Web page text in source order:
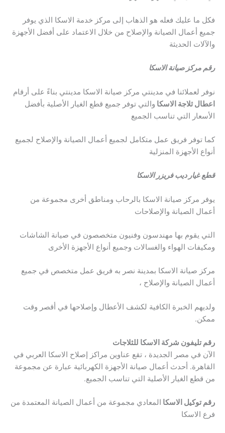
فكل ما عليك فعله هو الذهاب إلى مركز خدمة الاسكا الذي يوفر
جميع أعمال الصيانة والإصلاح من خلال الاعتماد على أفضل الأجهزة
والآلات الحديثة
رقم مركز صيانة الاسكا
نوفر لعملائنا في مدينتي مركز صيانة الاسكا مدينتي بناءً على أرقام
اعطال ثلاجة الاسكا والتي توفر جميع قطع الغيار الأصلية بأفضل
الأسعار التي تناسب الجميع
كما توفر فريق عمل متكامل لجميع أعمال الصيانة والإصلاح لجميع
أنواع الأجهزة المنزلية
قطع غيار ديب فريزر الاسكا
يوفر مركز صيانة الاسكا بالرحاب ومناطق أخرى مجموعة من
أعمال الصيانة والإصلاحات
التي يقوم بها مهندسون وفنيون متخصصون في صيانة الشاشات
ومكيفات الهواء والغسالات وجميع أنواع الأجهزة الأخرى
مركز صيانة الاسكا بمدينة نصر به فريق عمل متخصص في جميع
أعمال الصيانة والإصلاح ،
ولديهم الخبرة الكافية لكشف الأعطال وإصلاحها في أقصر وقت
ممكن.
رقم تليفون شركة الاسكا للثلاجات
الآن في مصر الجديدة ، تقع عناوين مراكز إصلاح الاسكا العربي في
القاهرة. أحدث أعمال صيانة الأجهزة الكهربائية عبارة عن مجموعة
من قطع الغيار الأصلية التي تناسب الجميع.
رقم توكيل الاسكا المعادي مجموعة من أعمال الصيانة المعتمدة من
فرع الاسكا